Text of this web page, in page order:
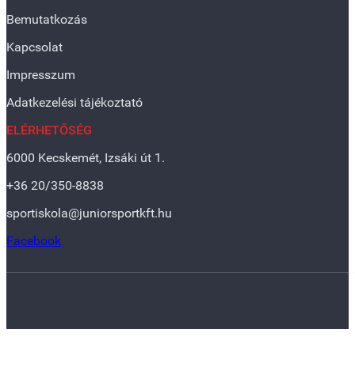
Bemutatkozás
Kapcsolat
Impresszum
Adatkezelési tájékoztató
ELÉRHETŐSÉG
6000 Kecskemét, Izsáki út 1.
+36 20/350-8838
sportiskola@juniorsportkft.hu
Facebook